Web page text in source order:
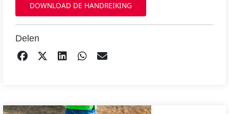
DOWNLOAD DE HANDREIKING
Delen
DELEN OP FACEBOOK
TWEETDELEN OP LINKEDIN
DELEN OP WHATSAPP